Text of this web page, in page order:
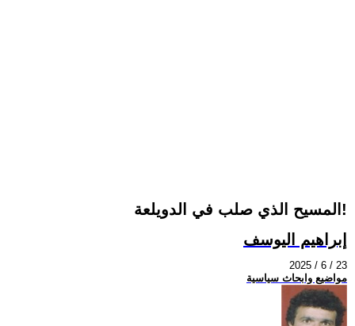
المسيح الذي صلب في الدويلعة!
إبراهيم اليوسف
2025 / 6 / 23
مواضيع وابحاث سياسية